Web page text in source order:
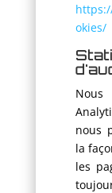
okies/
nous
la
les